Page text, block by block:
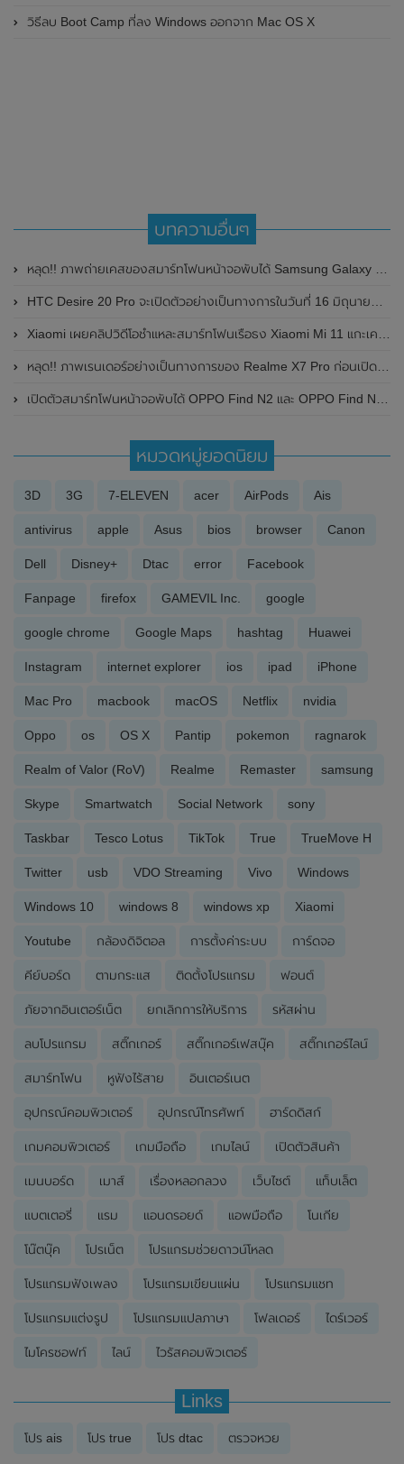
วิธีลบ Boot Camp ที่ลง Windows ออกจาก Mac OS X
บทความอื่นๆ
หลุด!! ภาพถ่ายเคสของสมาร์ทโฟนหน้าจอพับได้ Samsung Galaxy Z Flip 5 โชว์ดีไซน์หน้าจอแสดงผลด้านนอกขนาดใหญ่ และเคสมีหลายสีสันให้เลือก
HTC Desire 20 Pro จะเปิดตัวอย่างเป็นทางการในวันที่ 16 มิถุนายน 2020 นี้
Xiaomi เผยคลิปวิดีโอชำแหละสมาร์ทโฟนเรือธง Xiaomi Mi 11 แกะเครื่องเอง พบว่าซ่อมแซมง่าย
หลุด!! ภาพเรนเดอร์อย่างเป็นทางการของ Realme X7 Pro ก่อนเปิดตัวในวันที่ 1 กันยายน 2020 นี้
เปิดตัวสมาร์ทโฟนหน้าจอพับได้ OPPO Find N2 และ OPPO Find N2 Flip อย่างเป็นทางการในประเทศจีน
หมวดหมู่ยอดนิยม
3D 3G 7-ELEVEN acer AirPods Ais
antivirus apple Asus bios browser Canon
Dell Disney+ Dtac error Facebook
Fanpage firefox GAMEVIL Inc. google
google chrome Google Maps hashtag Huawei
Instagram internet explorer ios ipad iPhone
Mac Pro macbook macOS Netflix nvidia
Oppo os OS X Pantip pokemon ragnarok
Realm of Valor (RoV) Realme Remaster samsung
Skype Smartwatch Social Network sony
Taskbar Tesco Lotus TikTok True TrueMove H
Twitter usb VDO Streaming Vivo Windows
Windows 10 windows 8 windows xp Xiaomi
Youtube กล้องดิจิตอล การตั้งค่าระบบ การ์ดจอ
คีย์บอร์ด ตามกระแส ติดตั้งโปรแกรม ฟอนต์
ภัยจากอินเตอร์เน็ต ยกเลิกการให้บริการ รหัสผ่าน
ลบโปรแกรม สติ๊กเกอร์ สติ๊กเกอร์เฟสบุ๊ค สติ๊กเกอร์ไลน์
สมาร์ทโฟน หูฟังไร้สาย อินเตอร์เนต
อุปกรณ์คอมพิวเตอร์ อุปกรณ์โทรศัพท์ ฮาร์ดดิสก์
เกมคอมพิวเตอร์ เกมมือถือ เกมไลน์ เปิดตัวสินค้า
เมนบอร์ด เมาส์ เรื่องหลอกลวง เว็บไซต์ แท็บเล็ต
แบตเตอรี่ แรม แอนดรอยด์ แอพมือถือ โนเกีย
โน๊ตบุ๊ค โปรเน็ต โปรแกรมช่วยดาวน์โหลด
โปรแกรมฟังเพลง โปรแกรมเขียนแผ่น โปรแกรมแชท
โปรแกรมแต่งรูป โปรแกรมแปลภาษา โฟลเดอร์ ไดร์เวอร์
ไมโครซอฟท์ ไลน์ ไวรัสคอมพิวเตอร์
Links
โปร ais โปร true โปร dtac ตรวจหวย